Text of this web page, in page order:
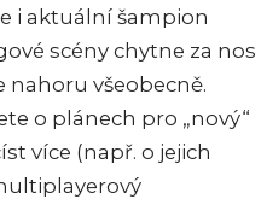
i aktuální šampion
scény chytne za nos
nahoru všeobecně.
o plánech pro „nový“
více (např. o jejich